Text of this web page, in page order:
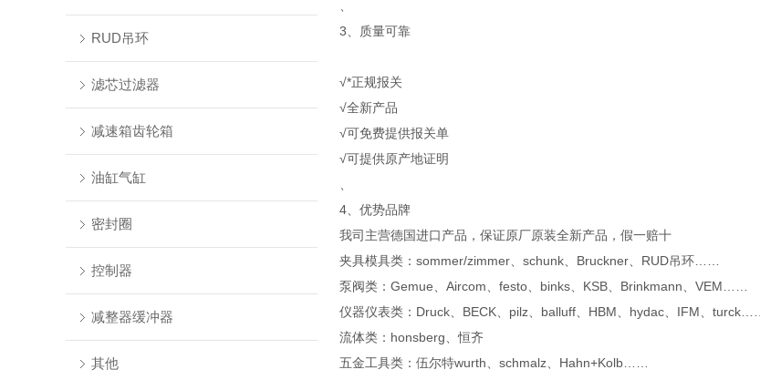
RUD吊环
滤芯过滤器
减速箱齿轮箱
油缸气缸
密封圈
控制器
减整器缓冲器
其他
3、质量可靠
√*正规报关
√全新产品
√可免费提供报关单
√可提供原产地证明
4、优势品牌
我司主营德国进口产品，保证原厂原装全新产品，假一赔十
夹具模具类：sommer/zimmer、schunk、Bruckner、RUD吊环……
泵阀类：Gemue、Aircom、festo、binks、KSB、Brinkmann、VEM……
仪器仪表类：Druck、BECK、pilz、balluff、HBM、hydac、IFM、turck……
流体类：honsberg、恒齐
五金工具类：伍尔特wurth、schmalz、Hahn+Kolb……